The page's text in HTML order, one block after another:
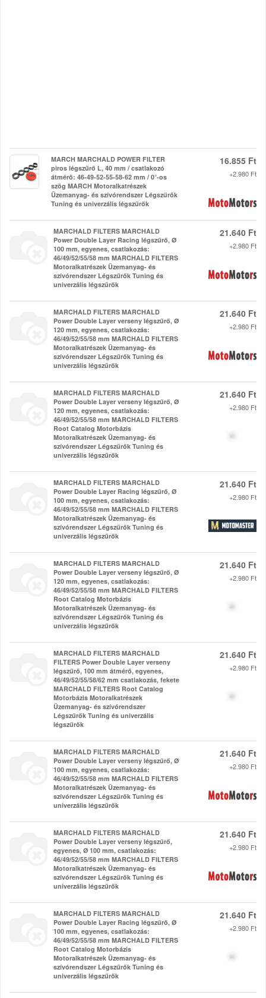
MARCH MARCHALD POWER FILTER
piros légszűrő L, 40 mm / csatlakozó
átmérő: 46-49-52-55-58-62 mm / 0°-os
szög MARCH Motoralkatrészek
Üzemanyag- és szívórendszer Légszűrők
Tuning és univerzális légszűrők
16.855 Ft
+2.980 Ft
MARCHALD FILTERS MARCHALD
Power Double Layer Racing légszűrő, Ø
100 mm, egyenes, csatlakozás:
46/49/52/55/58 mm MARCHALD FILTERS
Motoralkatrészek Üzemanyag- és
szívórendszer Légszűrők Tuning és
univerzális légszűrők
21.640 Ft
+2.980 Ft
MARCHALD FILTERS MARCHALD
Power Double Layer verseny légszűrő, Ø
120 mm, egyenes, csatlakozás:
46/49/52/55/58 mm MARCHALD FILTERS
Motoralkatrészek Üzemanyag- és
szívórendszer Légszűrők Tuning és
univerzális légszűrők
21.640 Ft
+2.980 Ft
MARCHALD FILTERS MARCHALD
Power Double Layer verseny légszűrő, Ø
120 mm, egyenes, csatlakozás:
46/49/52/55/58 mm MARCHALD FILTERS
Root Catalog Motorbázis
Motoralkatrészek Üzemanyag- és
szívórendszer Légszűrők Tuning és
univerzális légszűrők
21.640 Ft
+2.980 Ft
MARCHALD FILTERS MARCHALD
Power Double Layer Racing légszűrő, Ø
100 mm, egyenes, csatlakozás:
46/49/52/55/58 mm MARCHALD FILTERS
Motoralkatrészek Üzemanyag- és
szívórendszer Légszűrők Tuning és
univerzális légszűrők
21.640 Ft
+2.980 Ft
MARCHALD FILTERS MARCHALD
Power Double Layer verseny légszűrő, Ø
120 mm, egyenes, csatlakozás:
46/49/52/55/58 mm MARCHALD FILTERS
Root Catalog Motorbázis
Motoralkatrészek Üzemanyag- és
szívórendszer Légszűrők Tuning és
univerzális légszűrők
21.640 Ft
+2.980 Ft
MARCHALD FILTERS MARCHALD
FILTERS Power Double Layer verseny
légszűrő, 100 mm átmérő, egyenes,
46/49/52/55/58/62 mm csatlakozás, fekete
MARCHALD FILTERS Root Catalog
Motorbázis Motoralkatrészek
Üzemanyag- és szívórendszer
Légszűrők Tuning és univerzális
légszűrők
21.640 Ft
+2.980 Ft
MARCHALD FILTERS MARCHALD
Power Double Layer verseny légszűrő, Ø
100 mm, egyenes, csatlakozás:
46/49/52/55/58 mm MARCHALD FILTERS
Motoralkatrészek Üzemanyag- és
szívórendszer Légszűrők Tuning és
univerzális légszűrők
21.640 Ft
+2.980 Ft
MARCHALD FILTERS MARCHALD
Power Double Layer verseny légszűrő,
egyenes, Ø 100 mm, csatlakozás:
46/49/52/55/58 mm MARCHALD FILTERS
Motoralkatrészek Üzemanyag- és
szívórendszer Légszűrők Tuning és
univerzális légszűrők
21.640 Ft
+2.980 Ft
MARCHALD FILTERS MARCHALD
Power Double Layer Racing légszűrő, Ø
100 mm, egyenes, csatlakozás:
46/49/52/55/58 mm MARCHALD FILTERS
Root Catalog Motorbázis
Motoralkatrészek Üzemanyag- és
szívórendszer Légszűrők Tuning és
univerzális légszűrők
21.640 Ft
+2.980 Ft